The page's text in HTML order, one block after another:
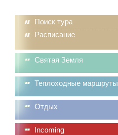
Поиск тура
Расписание
Святая Земля
Теплоходные маршруты
Отдых
Incoming